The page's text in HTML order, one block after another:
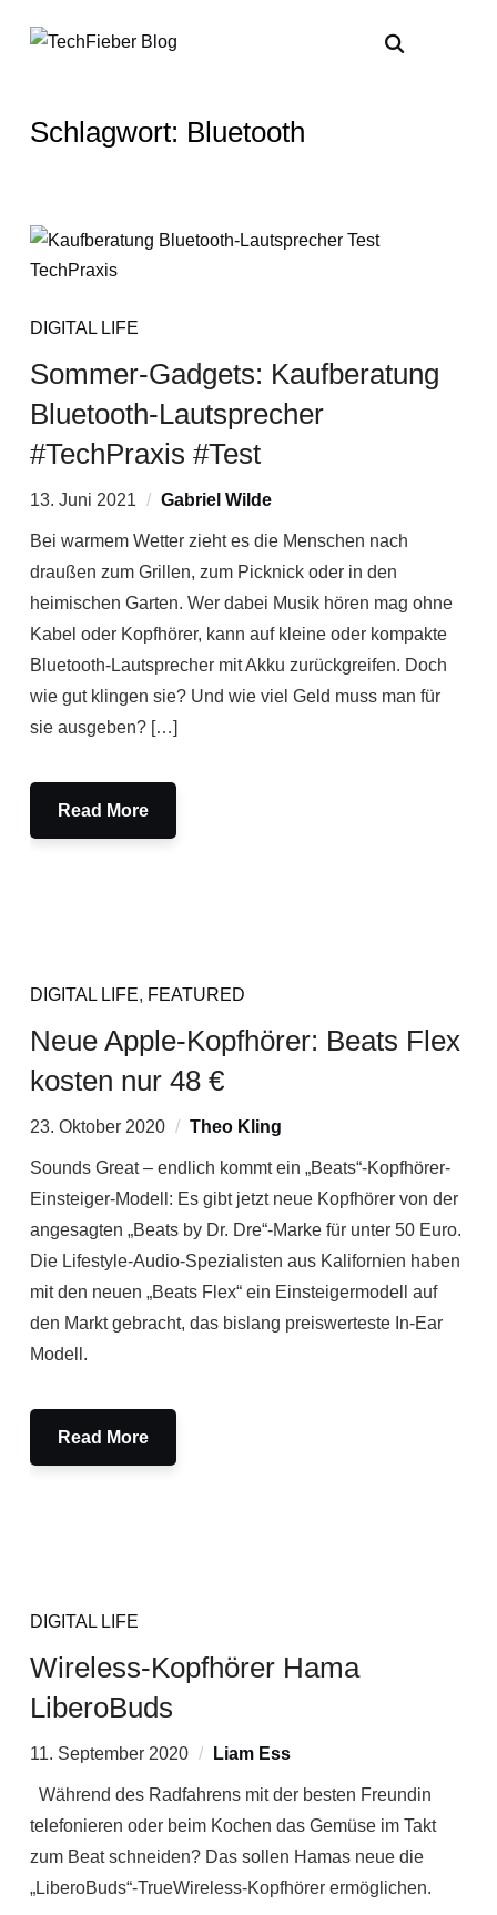
Schlagwort: Bluetooth
DIGITAL LIFE
Sommer-Gadgets: Kaufberatung
Bluetooth-Lautsprecher
#TechPraxis #Test
13. Juni 2021 Gabriel Wilde
Bei warmem Wetter zieht es die Menschen nach
draußen zum Grillen, zum Picknick oder in den
heimischen Garten. Wer dabei Musik hören mag ohne
Kabel oder Kopfhörer, kann auf kleine oder kompakte
Bluetooth-Lautsprecher mit Akku zurückgreifen. Doch
wie gut klingen sie? Und wie viel Geld muss man für
sie ausgeben? […]
Read More
DIGITAL LIFE, FEATURED
Neue Apple-Kopfhörer: Beats Flex
kosten nur 48 €
23. Oktober 2020 Theo Kling
Sounds Great – endlich kommt ein „Beats“-Kopfhörer-
Einsteiger-Modell: Es gibt jetzt neue Kopfhörer von der
angesagten „Beats by Dr. Dre“-Marke für unter 50 Euro.
Die Lifestyle-Audio-Spezialisten aus Kalifornien haben
mit den neuen „Beats Flex“ ein Einsteigermodell auf
den Markt gebracht, das bislang preiswerteste In-Ear
Modell.
Read More
DIGITAL LIFE
Wireless-Kopfhörer Hama
LiberoBuds
11. September 2020 Liam Ess
Während des Radfahrens mit der besten Freundin
telefonieren oder beim Kochen das Gemüse im Takt
zum Beat schneiden? Das sollen Hamas neue die
„LiberoBuds“-TrueWireless-Kopfhörer ermöglichen.